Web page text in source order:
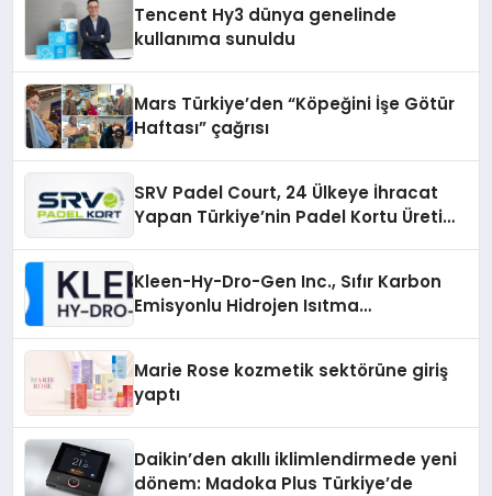
Tencent Hy3 dünya genelinde
kullanıma sunuldu
Mars Türkiye’den “Köpeğini İşe Götür
Haftası” çağrısı
SRV Padel Court, 24 Ülkeye İhracat
Yapan Türkiye’nin Padel Kortu Üretim
Kleen-Hy-Dro-Gen Inc., Sıfır Karbon
Emisyonlu Hidrojen Isıtma
Marie Rose kozmetik sektörüne giriş
yaptı
Daikin’den akıllı iklimlendirmede yeni
dönem: Madoka Plus Türkiye’de